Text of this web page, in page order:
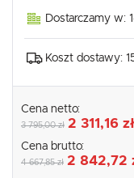
Dostarczamy w:
Koszt dostawy:
Cena netto:
3 795,00 zł 2 311,16 zł
Cena brutto:
4 667,85 zł 2 842,72